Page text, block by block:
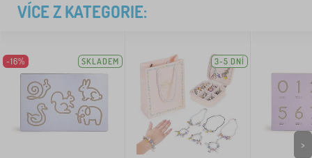
VÍCE Z KATEGORIE:
-16% SKLADEM 3-5 DNÍ
>